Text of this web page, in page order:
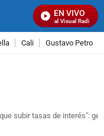
EN VIVO
Señal Visual Radio
Cali Gustavo Petro
subir tasas de interés":